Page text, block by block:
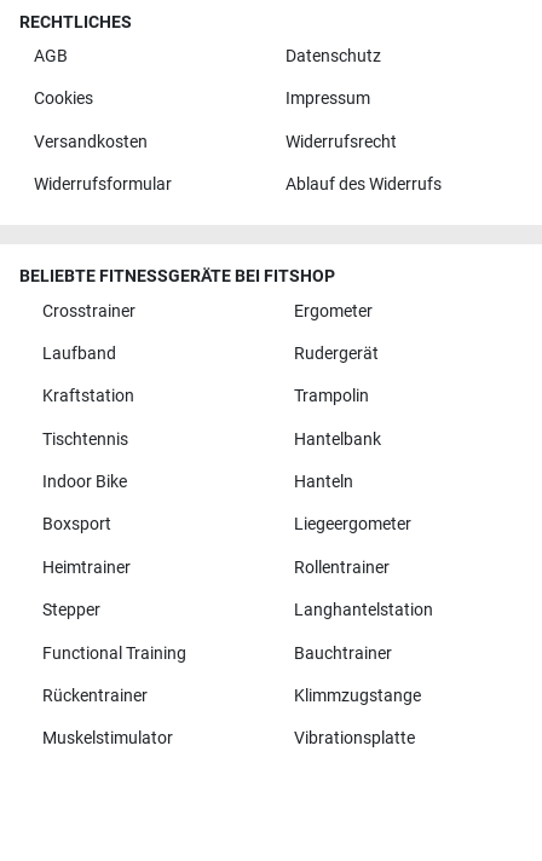
RECHTLICHES
AGB
Datenschutz
Cookies Impressum
Versandkosten Widerrufsrecht
Widerrufsformular Ablauf des Widerrufs
BELIEBTE FITNESSGERÄTE BEI FITSHOP
Crosstrainer
Ergometer
Laufband Rudergerät
Kraftstation Trampolin
Tischtennis Hantelbank
Indoor Bike Hanteln
Boxsport Liegeergometer
Heimtrainer Rollentrainer
Stepper Langhantelstation
Functional Training Bauchtrainer
Rückentrainer Klimmzugstange
Muskelstimulator Vibrationsplatte